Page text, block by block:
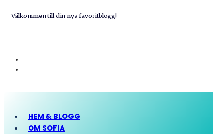
Välkommen till din nya favoritblogg!
HEM & BLOGG
OM SOFIA